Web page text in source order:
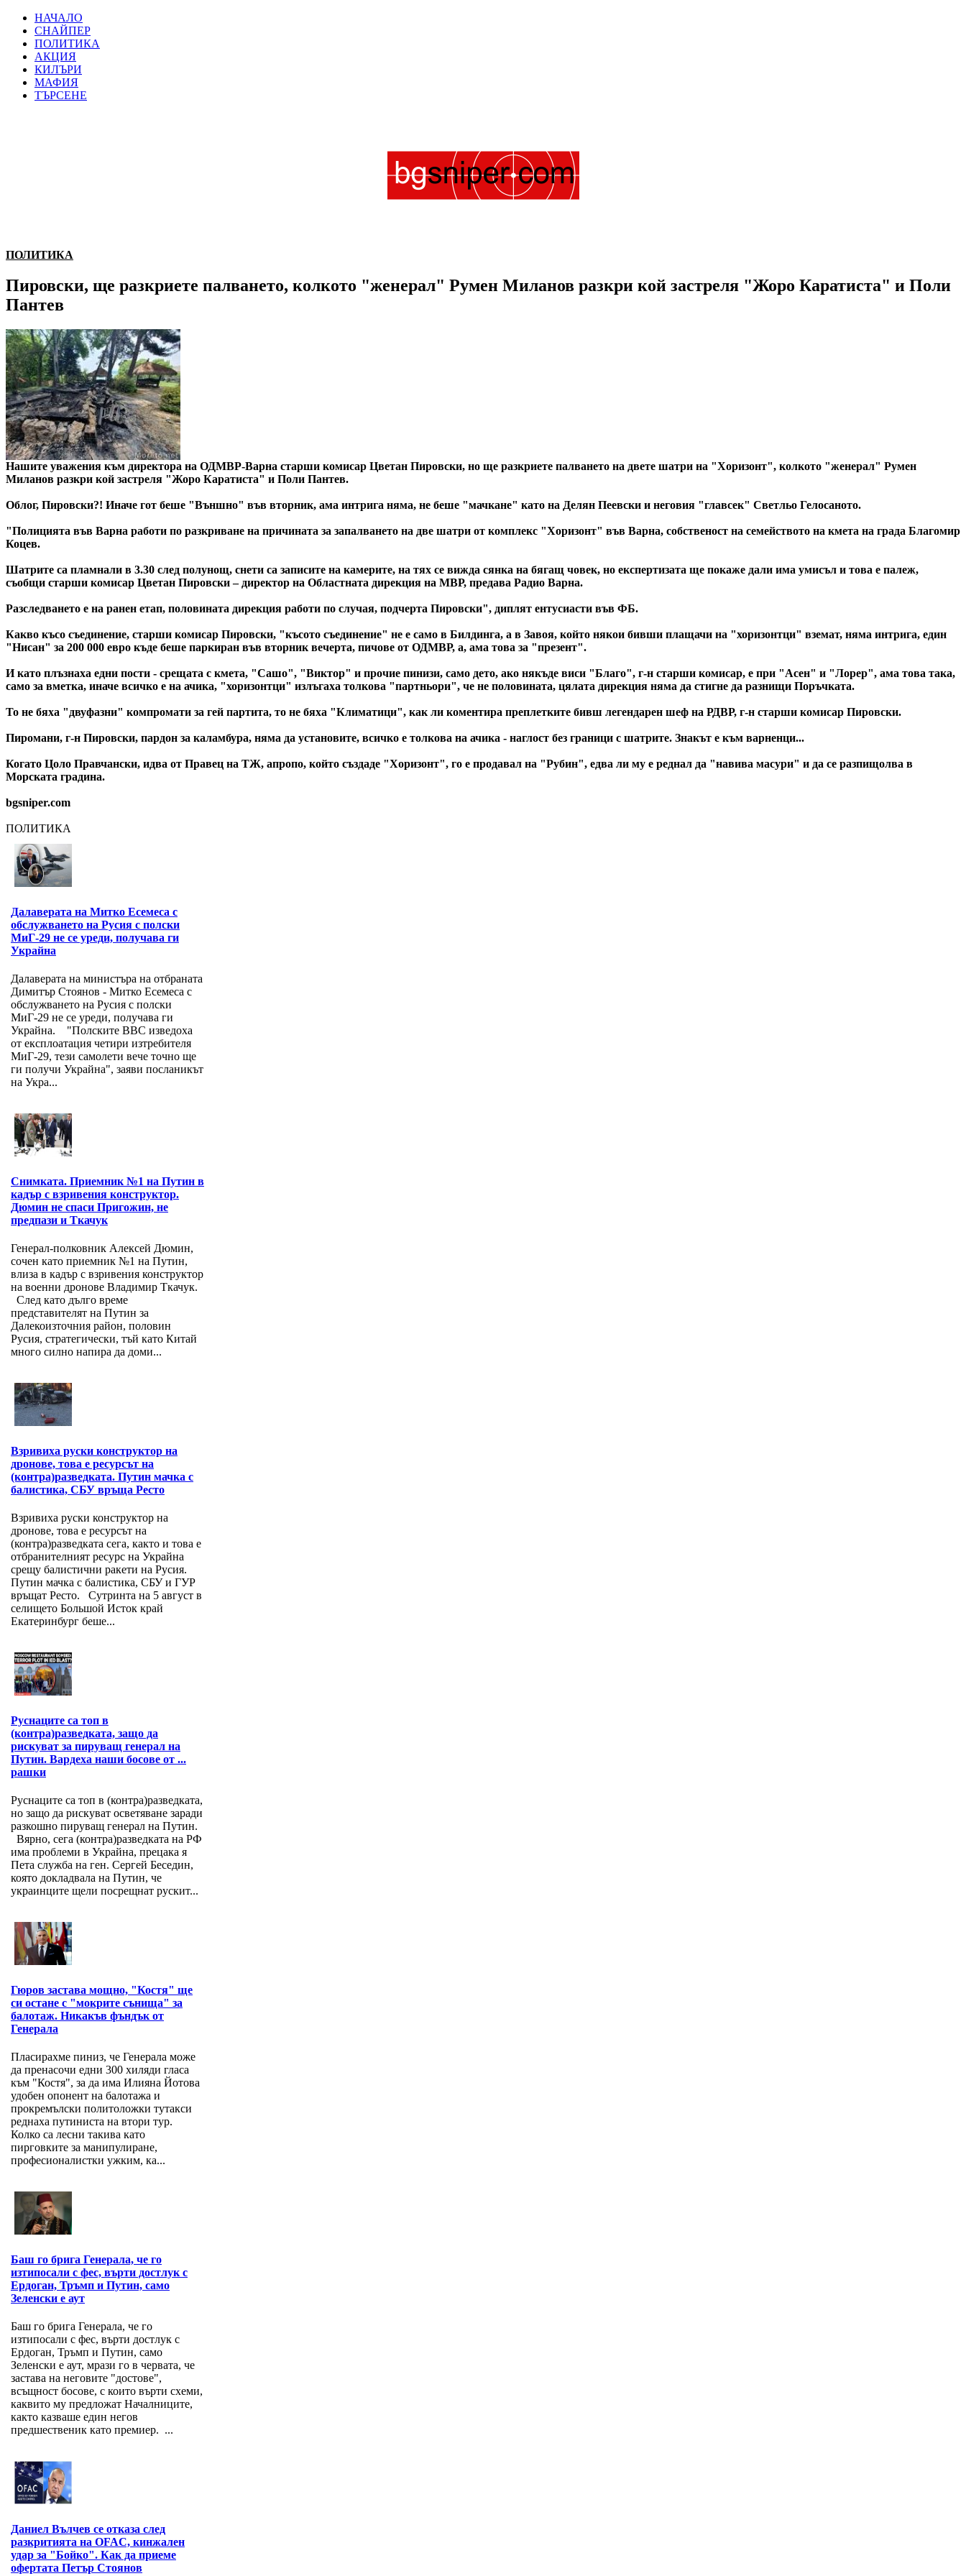
НАЧАЛО
СНАЙПЕР
ПОЛИТИКА
АКЦИЯ
КИЛЪРИ
МАФИЯ
ТЪРСЕНЕ
ПОЛИТИКА
Пировски, ще разкриете палването, колкото "женерал" Румен Миланов разкри кой застреля "Жоро Каратиста" и Поли
Пантев
Нашите уважения към директора на ОДМВР-Варна старши комисар Цветан Пировски, но ще разкриете палването на двете шатри на "Хоризонт", колкото "женерал" Румен
Миланов разкри кой застреля "Жоро Каратиста" и Поли Пантев.
Облог, Пировски?! Иначе гот беше "Външно" във вторник, ама интрига няма, не беше "мачкане" като на Делян Пеевски и неговия "главсек" Светльо Гелосаното.
"Полицията във Варна работи по разкриване на причината за запалването на две шатри от комплекс "Хоризонт" във Варна, собственост на семейството на кмета на града Благомир
Коцев.
Шатрите са пламнали в 3.30 след полунощ, снети са записите на камерите, на тях се вижда сянка на бягащ човек, но експертизата ще покаже дали има умисъл и това е палеж,
съобщи старши комисар Цветан Пировски – директор на Областната дирекция на МВР, предава Радио Варна.
Разследването е на ранен етап, половината дирекция работи по случая, подчерта Пировски", диплят ентусиасти във ФБ.
Какво късо съединение, старши комисар Пировски, "късото съединение" не е само в Билдинга, а в Завоя, който някои бивши плащачи на "хоризонтци" вземат, няма интрига, един
"Нисан" за 200 000 евро къде беше паркиран във вторник вечерта, пичове от ОДМВР, а, ама това за "презент".
И като плъзнаха едни пости - срещата с кмета, "Сашо", "Виктор" и прочие пинизи, само дето, ако някъде виси "Благо", г-н старши комисар, е при "Асен" и "Лорер", ама това така,
само за вметка, иначе всичко е на ачика, "хоризонтци" излъгаха толкова "партньори", че не половината, цялата дирекция няма да стигне да разнищи Поръчката.
То не бяха "двуфазни" компромати за гей партита, то не бяха "Климатици", как ли коментира преплетките бивш легендарен шеф на РДВР, г-н старши комисар Пировски.
Пиромани, г-н Пировски, пардон за каламбура, няма да установите, всичко е толкова на ачика - наглост без граници с шатрите. Знакът е към варненци...
Когато Цоло Правчански, идва от Правец на ТЖ, апропо, който създаде "Хоризонт", го е продавал на "Рубин", едва ли му е реднал да "навива масури" и да се разпищолва в
Морската градина.
bgsniper.com
ПОЛИТИКА
Далаверата на Митко Есемеса с
обслужването на Русия с полски
МиГ-29 не се уреди, получава ги
Украйна
Далаверата на министъра на отбраната
Димитър Стоянов - Митко Есемеса с
обслужването на Русия с полски
МиГ-29 не се уреди, получава ги
Украйна. "Полските ВВС изведоха
от експлоатация четири изтребителя
МиГ-29, тези самолети вече точно ще
ги получи Украйна", заяви посланикът
на Укра...
Снимката. Приемник №1 на Путин в
кадър с взривения конструктор.
Дюмин не спаси Пригожин, не
предпази и Ткачук
Генерал-полковник Алексей Дюмин,
сочен като приемник №1 на Путин,
влиза в кадър с взривения конструктор
на военни дронове Владимир Ткачук.
След като дълго време
представителят на Путин за
Далекоизточния район, половин
Русия, стратегически, тъй като Китай
много силно напира да доми...
Взривиха руски конструктор на
дронове, това е ресурсът на
(контра)разведката. Путин мачка с
балистика, СБУ връща Ресто
Взривиха руски конструктор на
дронове, това е ресурсът на
(контра)разведката сега, както и това е
отбранителният ресурс на Украйна
срещу балистични ракети на Русия.
Путин мачка с балистика, СБУ и ГУР
връщат Ресто. Сутринта на 5 август в
селището Большой Исток край
Екатеринбург беше...
Руснаците са топ в
(контра)разведката, защо да
рискуват за пируващ генерал на
Путин. Вардеха наши босове от ...
рашки
Руснаците са топ в (контра)разведката,
но защо да рискуват осветяване заради
разкошно пируващ генерал на Путин.
Вярно, сега (контра)разведката на РФ
има проблеми в Украйна, прецака я
Пета служба на ген. Сергей Беседин,
която докладвала на Путин, че
украинците щели посрещнат рускит...
Гюров застава мощно, "Костя" ще
си остане с "мокрите сънища" за
балотаж. Никакъв фъндък от
Генерала
Пласирахме пиниз, че Генерала може
да пренасочи едни 300 хиляди гласа
към "Костя", за да има Илияна Йотова
удобен опонент на балотажа и
прокремълски политоложки тутакси
реднаха путиниста на втори тур.
Колко са лесни такива като
пирговките за манипулиране,
професионалистки ужким, ка...
Баш го брига Генерала, че го
изтипосали с фес, върти достлук с
Ердоган, Тръмп и Путин, само
Зеленски е аут
Баш го брига Генерала, че го
изтипосали с фес, върти достлук с
Ердоган, Тръмп и Путин, само
Зеленски е аут, мрази го в червата, че
застава на неговите "достове",
всъщност босове, с които върти схеми,
каквито му предложат Началниците,
както казваше един негов
предшественик като премиер. ...
Даниел Вълчев се отказа след
разкритията на OFAC, кинжален
удар за "Бойко". Как да приеме
офертата Петър Стоянов